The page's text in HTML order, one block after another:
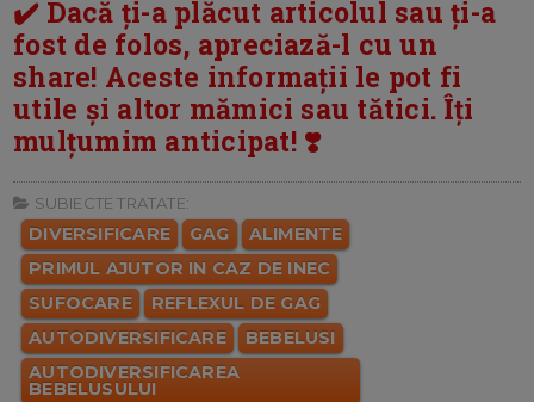
✔️ Dacă ți-a plăcut articolul sau ți-a
fost de folos, apreciază-l cu un
share! Aceste informații le pot fi
utile și altor mămici sau tătici. Îți
mulțumim anticipat! ❣️
SUBIECTE TRATATE:
DIVERSIFICARE GAG
ALIMENTE
PRIMUL AJUTOR IN CAZ DE INEC
SUFOCARE
REFLEXUL DE GAG
AUTODIVERSIFICARE
BEBELUSI
AUTODIVERSIFICAREA
BEBELUSULUI